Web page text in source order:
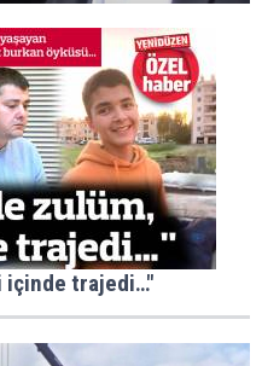
içinde trajedi…"